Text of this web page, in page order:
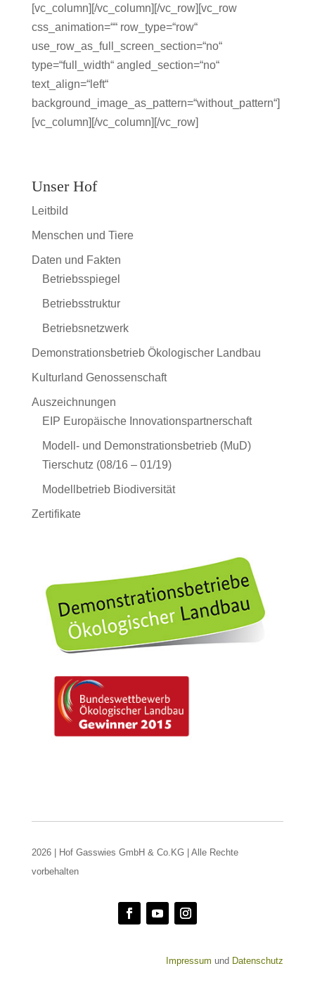
[vc_column][/vc_column][/vc_row][vc_row
css_animation=““ row_type=“row“
use_row_as_full_screen_section=“no“
type=“full_width“ angled_section=“no“
text_align=“left“
background_image_as_pattern=“without_pattern“]
[vc_column][/vc_column][/vc_row]
Unser Hof
Leitbild
Menschen und Tiere
Daten und Fakten
Betriebsspiegel
Betriebsstruktur
Betriebsnetzwerk
Demonstrationsbetrieb Ökologischer Landbau
Kulturland Genossenschaft
Auszeichnungen
EIP Europäische Innovationspartnerschaft
Modell- und Demonstrationsbetrieb (MuD)
Tierschutz (08/16 – 01/19)
Modellbetrieb Biodiversität
Zertifikate
2026 | Hof Gasswies GmbH & Co.KG | Alle Rechte
vorbehalten
Impressum und Datenschutz